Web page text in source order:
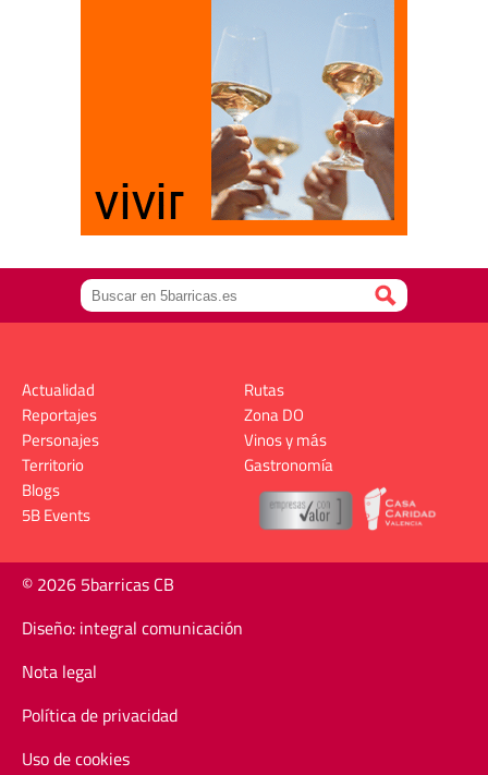
Actualidad
Reportajes
Personajes
Territorio
Rutas
Zona DO
Vinos y más
Gastronomía
Blogs
5B Events
© 2026 5barricas CB
Diseño: integral comunicación
Nota legal
Política de privacidad
Uso de cookies